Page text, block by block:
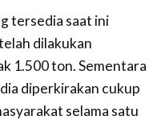
tersedia saat ini
dilakukan
1.500 ton. Sementara
diperkirakan cukup
selama satu